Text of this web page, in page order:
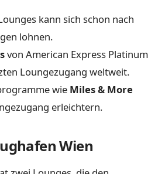
kann sich schon nach
lohnen.
von American Express Platinum
Loungezugang weltweit.
wie Miles & More
erleichtern.
Wien